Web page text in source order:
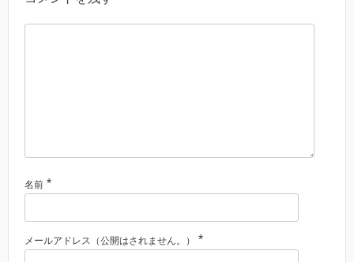
名前 *
メールアドレス（公開はされません。） *